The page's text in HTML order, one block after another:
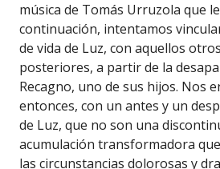
música de Tomás Urruzola que
continuación, intentamos
de vida de Luz, con aquellos
posteriores, a partir de la
Recagno, uno de sus hijos. Nos
entonces, con un antes y un
de Luz, que no son una
acumulación transformadora
las circunstancias dolorosas y